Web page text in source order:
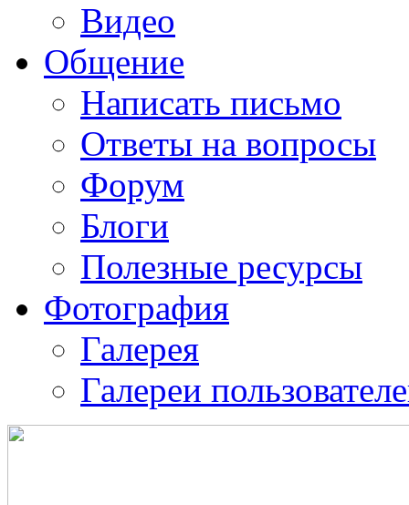
Видео
Общение
Написать письмо
Ответы на вопросы
Форум
Блоги
Полезные ресурсы
Фотография
Галерея
Галереи